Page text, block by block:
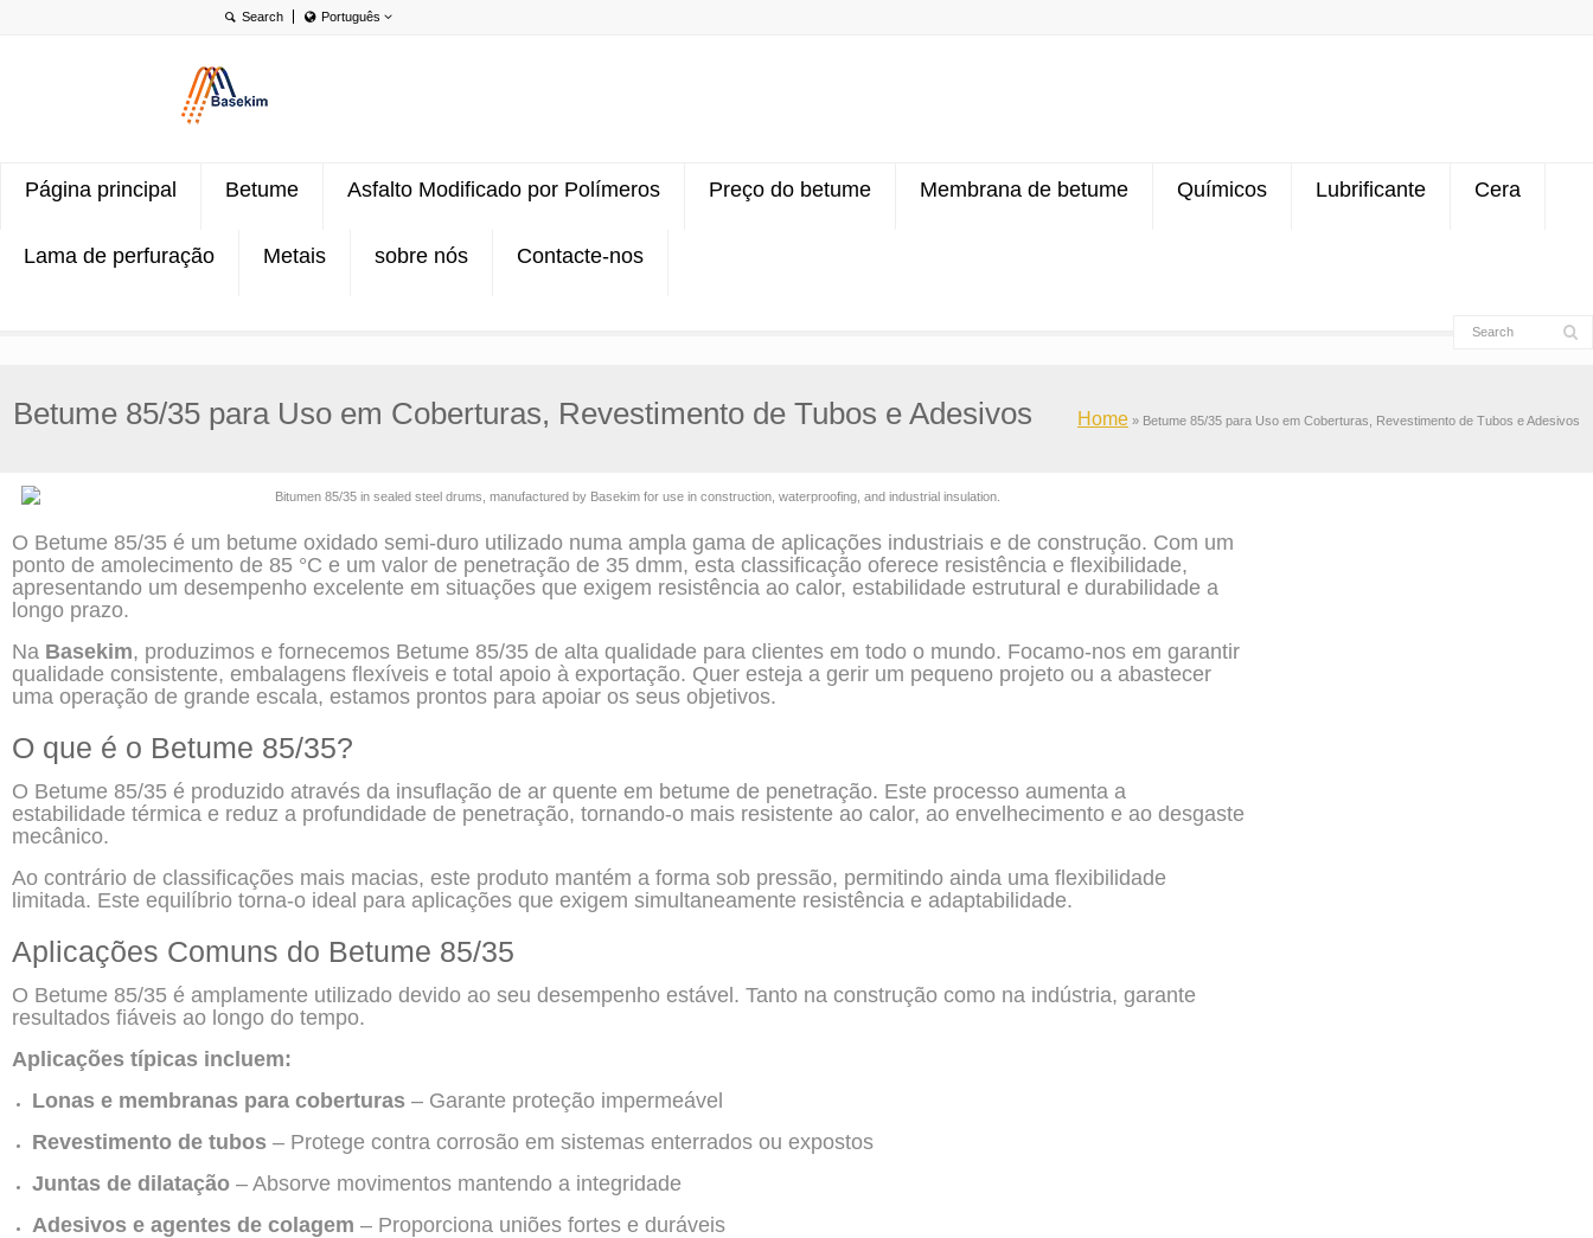
Português
Página principal Betume Asfalto Modificado por Polímeros Preço do betume Membrana de betume Químicos Lubrificante Cera
Lama de perfuração Metais sobre nós Contacte-nos
Home » Betume 85/35 para Uso em Coberturas, Revestimento de Tubos e Adesivos
Betume 85/35 para Uso em Coberturas, Revestimento de Tubos e Adesivos
O Betume 85/35 é um betume oxidado semi-duro utilizado numa ampla gama de aplicações industriais e de construção. Com um
ponto de amolecimento de 85 °C e um valor de penetração de 35 dmm, esta classificação oferece resistência e flexibilidade,
apresentando um desempenho excelente em situações que exigem resistência ao calor, estabilidade estrutural e durabilidade a
longo prazo.
Na Basekim, produzimos e fornecemos Betume 85/35 de alta qualidade para clientes em todo o mundo. Focamo-nos em garantir
qualidade consistente, embalagens flexíveis e total apoio à exportação. Quer esteja a gerir um pequeno projeto ou a abastecer
uma operação de grande escala, estamos prontos para apoiar os seus objetivos.
O que é o Betume 85/35?
O Betume 85/35 é produzido através da insuflação de ar quente em betume de penetração. Este processo aumenta a
estabilidade térmica e reduz a profundidade de penetração, tornando-o mais resistente ao calor, ao envelhecimento e ao desgaste
mecânico.
Ao contrário de classificações mais macias, este produto mantém a forma sob pressão, permitindo ainda uma flexibilidade
limitada. Este equilíbrio torna-o ideal para aplicações que exigem simultaneamente resistência e adaptabilidade.
Aplicações Comuns do Betume 85/35
O Betume 85/35 é amplamente utilizado devido ao seu desempenho estável. Tanto na construção como na indústria, garante
resultados fiáveis ao longo do tempo.
Aplicações típicas incluem:
Lonas e membranas para coberturas – Garante proteção impermeável
Revestimento de tubos – Protege contra corrosão em sistemas enterrados ou expostos
Juntas de dilatação – Absorve movimentos mantendo a integridade
Adesivos e agentes de colagem – Proporciona uniões fortes e duráveis